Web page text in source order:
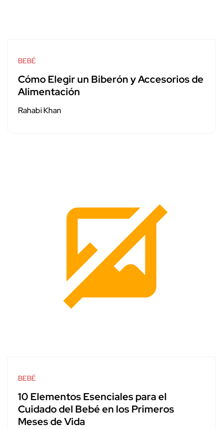
BEBÉ
Cómo Elegir un Biberón y Accesorios de
Alimentación
Rahabi Khan
BEBÉ
10 Elementos Esenciales para el
Cuidado del Bebé en los Primeros
Meses de Vida